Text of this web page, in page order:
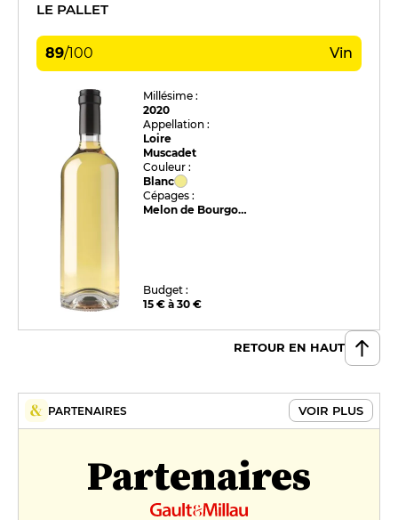
LE PALLET
89/100 Vin
Millésime :
2020
Appellation :
Loire
Muscadet
Couleur :
Blanc
Cépages :
Melon de Bourgogne
Budget :
15 € à 30 €
RETOUR EN HAUT
PARTENAIRES VOIR PLUS
Partenaires